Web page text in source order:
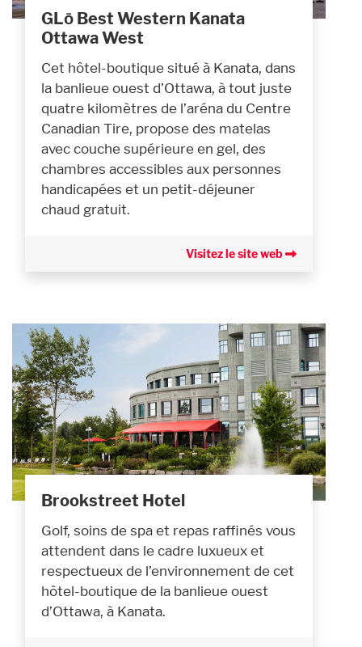
GLō Best Western Kanata
Ottawa West
Cet hôtel-boutique situé à Kanata, dans
la banlieue ouest d’Ottawa, à tout juste
quatre kilomètres de l’aréna du Centre
Canadian Tire, propose des matelas
avec couche supérieure en gel, des
chambres accessibles aux personnes
handicapées et un petit-déjeuner
chaud gratuit.
Visitez le site web
Brookstreet Hotel
Golf, soins de spa et repas raffinés vous
attendent dans le cadre luxueux et
respectueux de l’environnement de cet
hôtel-boutique de la banlieue ouest
d’Ottawa, à Kanata.